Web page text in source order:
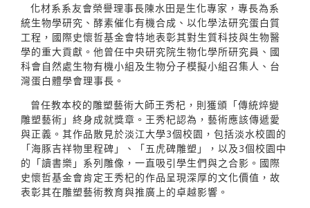
化材系系友會榮譽理事長陳水田是生化專家，專長為系
統生物學研究、酵素催化有機合成、以化學法研究蛋白質
工程，國際史懷哲基金會特地表彰其對生質科技與生物醫
學的重大貢獻。他曾任中央研究院生物化學所研究員、國
科會自然處生物有機小組及生物分子模擬小組召集人、台
灣蛋白體學會理事長。
曾任教本校的雕塑藝術大師王秀杞，則獲頒「傳統焠變
雕塑藝術」終身成就獎章。王秀杞認為，藝術應該傳遞愛
與正義。其作品散見於淡江大學3個校園，包括淡水校園的
「海豚吉祥物里程碑」、「五虎碑雕塑」，以及3個校園中
的「讀書樂」系列雕像，一直吸引學生們與之合影。國際
史懷哲基金會肯定王秀杞的作品呈現深厚的文化價值，故
表彰其在雕塑藝術教育與推廣上的卓越影響。